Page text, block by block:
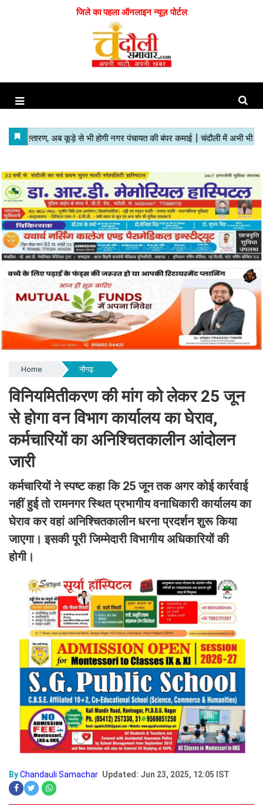
जिले का पहला ऑनलाइन न्यूज़ पोर्टल
Home नौगढ़
विनियमितीकरण की मांग को लेकर 25 जून
से होगा वन विभाग कार्यालय का घेराव,
कर्मचारियों का अनिश्चितकालीन आंदोलन
जारी
कर्मचारियों ने स्पष्ट कहा कि 25 जून तक अगर कोई कार्रवाई
नहीं हुई तो रामनगर स्थित प्रभागीय वनाधिकारी कार्यालय का
घेराव कर वहां अनिश्चितकालीन धरना प्रदर्शन शुरू किया
जाएगा। इसकी पूरी जिम्मेदारी विभागीय अधिकारियों की
होगी।
ByChandauli Samachar Updated: Jun 23, 2025, 12:05 IST